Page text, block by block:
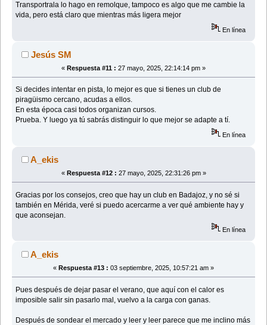
Transportrala lo hago en remolque, tampoco es algo que me cambie la
vida, pero está claro que mientras más ligera mejor
En línea
Jesús SM
« Respuesta #11 : 27 mayo, 2025, 22:14:14 pm »
Si decides intentar en pista, lo mejor es que si tienes un club de
piragüismo cercano, acudas a ellos.
En esta época casi todos organizan cursos.
Prueba. Y luego ya tú sabrás distinguir lo que mejor se adapte a tí.
En línea
A_ekis
« Respuesta #12 : 27 mayo, 2025, 22:31:26 pm »
Gracias por los consejos, creo que hay un club en Badajoz, y no sé si
también en Mérida, veré si puedo acercarme a ver qué ambiente hay y
que aconsejan.
En línea
A_ekis
« Respuesta #13 : 03 septiembre, 2025, 10:57:21 am »
Pues después de dejar pasar el verano, que aquí con el calor es
imposible salir sin pasarlo mal, vuelvo a la carga con ganas.
Después de sondear el mercado y leer y leer parece que me inclino más